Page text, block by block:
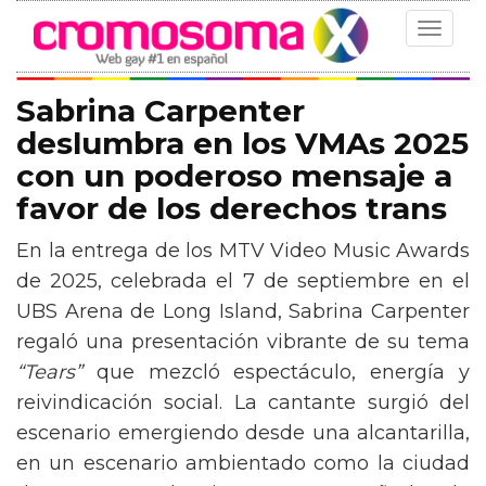
Toggle
Sabrina Carpenter
deslumbra en los VMAs 2025
con un poderoso mensaje a
favor de los derechos trans
En la entrega de los MTV Video Music Awards
de 2025, celebrada el 7 de septiembre en el
UBS Arena de Long Island, Sabrina Carpenter
regaló una presentación vibrante de su tema
“Tears”que mezcló espectáculo, energía y
reivindicación social. La cantante surgió del
escenario emergiendo desde una alcantarilla,
en un escenario ambientado como la ciudad